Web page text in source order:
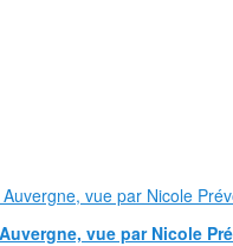
vue par Nicole